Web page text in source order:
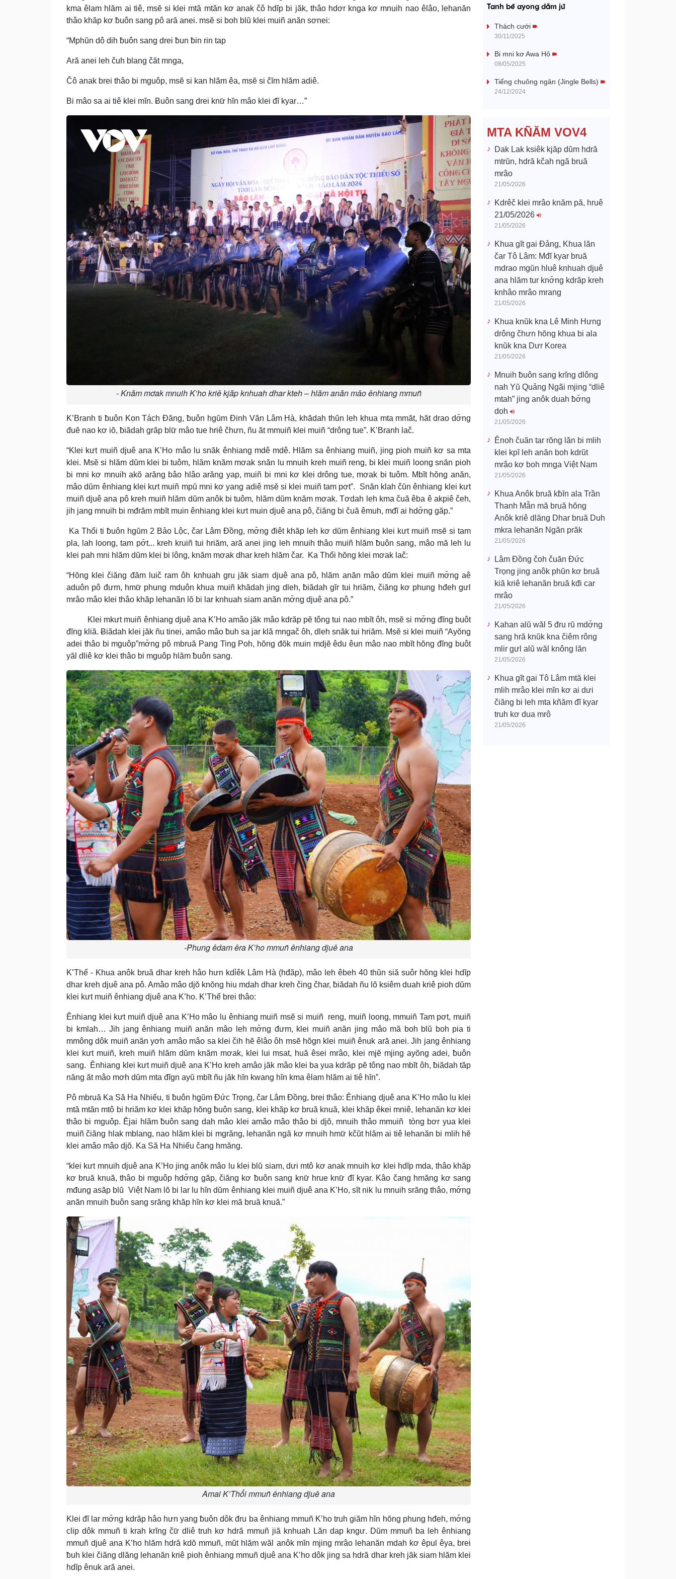
kma êlam hlăm ai tiê, msĕ si klei mtă mtăn kơ anak čô hdĭp bi jăk, thâo hdơr knga kơ mnuih nao êlâo, lehanăn
thâo khăp kơ ƀuôn sang pô ară anei. msĕ si boh blŭ klei muiñ anăn sơnei:
“Mphŭn dô dih ƀuôn sang drei ƀun ƀin rin tap
Ară anei leh čuh blang čăt mnga,
Čô anak brei thâo bi mguôp, msĕ si kan hlăm êa, msĕ si čĭm hlăm adiê.
Bi mâo sa ai tiê klei mĭn. Ƀuôn sang drei knư̆ hĭn mâo klei đĭ kyar…”
- Knăm mơak mnuih K’ho kriê kjăp knhuah dhar kteh – hlăm anăn mâo ênhiang mmuñ
K’Branh ti ƀuôn Kon Tách Đăng, ƀuôn hgŭm Đinh Văn Lâm Hà, khădah thŭn leh khua mta mmăt, hăt drao dơ̆ng
đuĕ nao kơ iŏ, ƀiădah grăp blư̆ mâo tue hriê čhưn, ñu ăt mmuiñ klei muiñ “drông tue”. K’Branh lač.
“Klei kưt muiñ djuê ana K’Ho mâo lu snăk ênhiang mdê mdê. Hlăm sa ênhiang muiñ, jing pioh muiñ kơ sa mta
klei. Msĕ si hlăm dŭm klei bi tuôm, hlăm knăm mơak snăn lu mnuih kreh muiñ reng, bi klei muiñ loong snăn pioh
bi mni kơ mnuih akŏ arăng bâo hlâo arăng yap, muiñ bi mni kơ klei drông tue, mơak bi tuôm. Mbĭt hŏng anăn,
mâo dŭm ênhiang klei kưt muiñ mpŭ mni kơ yang adiê msĕ si klei muiñ tam pơt”. Snăn klah čŭn ênhiang klei kưt
muiñ djuê ana pô kreh muiñ hlăm dŭm anôk bi tuôm, hlăm dŭm knăm mơak. Tơdah leh kma čuă êba ê akpiê čeh,
jih jang mnuih bi mđrăm mbĭt muin ênhiang klei kưt muin djuê ana pô, čiăng bi čuă êmuh, mđĭ ai hdơ̆ng găp.”
Ka Thổi ti ƀuôn hgŭm 2 Bảo Lộc, čar Lâm Đồng, mơ̆ng điêt khăp leh kơ dŭm ênhiang klei kưt muiñ msĕ si tam
pla, lah loong, tam pơ̆t... kreh kruiñ tui hriăm, ară anei jing leh mnuih thâo muiñ hlăm ƀuôn sang, mâo mă leh lu
klei pah mni hlăm dŭm klei bi lông, knăm mơak dhar kreh hlăm čar. Ka Thổi hŏng klei mơak lač:
“Hŏng klei čiăng đăm luič ram ôh knhuah gru jăk siam djuê ana pô, hlăm anăn mâo dŭm klei muiñ mơ̆ng aê
aduôn pô đưm, hmư̆ phung mduôn khua muiñ khădah jing dleh, ƀiădah gĭr tui hriăm, čiăng kơ phung hđeh gưl
mrâo mâo klei thâo khăp lehanăn lŏ bi lar knhuah siam anăn mơ̆ng djuê ana pô.”
Klei mkưt muiñ ênhiang djuê ana K’Ho amâo jăk mâo kdrăp pĕ tông tui nao mbĭt ôh, msĕ si mơ̆ng đĭng buôt
đĭng kliă. Ƀiădah klei jăk ñu tinei, amâo mâo ƀuh sa jar klă mngač ôh, dleh snăk tui hriăm. Msĕ si klei muiñ “Ayŏng
adei thâo bi mguôp”mơ̆ng pô mbruă Pang Ting Poh, hŏng đŏk muin mdjĕ êdu êun mâo nao mbĭt hŏng đĭng buôt
yăl dliê kơ klei thâo bi mguôp hlăm ƀuôn sang.
-Phung êdam êra K’ho mmuñ ênhiang djuê ana
K’Thế - Khua anôk bruă dhar kreh hâo hưn kdỉêk Lâm Hà (hđăp), mâo leh êbeh 40 thŭn siă suôr hŏng klei hdĭp
dhar kreh djuê ana pô. Amâo mâo djŏ knŏng hiu mdah dhar kreh čing čhar, ƀiădah ñu lŏ ksiêm duah kriê pioh dŭm
klei kưt muiñ ênhiang djuê ana K’ho. K’Thế brei thâo:
Ênhiang klei kưt muiñ djuê ana K’Ho mâo lu ênhiang muiñ msĕ si muiñ reng, muiñ loong, mmuiñ Tam pơt, muiñ
bi kmlah… Jih jang ênhiang muiñ anăn mâo leh mơ̆ng đưm, klei muiñ anăn jing mâo mă boh blŭ boh pia ti
mmông dôk muiñ anăn yơh amâo mâo sa klei čih hĕ êlâo ôh msĕ hŏgn klei muiñ ênuk ară anei. Jih jang ênhiang
klei kưt muiñ, kreh muiñ hlăm dŭm knăm mơak, klei lui msat, huă êsei mrâo, klei mjĕ mjing ayŏng adei, ƀuôn
sang. Ênhiang klei kưt muiñ djuê ana K’Ho kreh amâo jăk mâo klei ba yua kdrăp pĕ tông nao mbĭt ôh, ƀiădah tăp
năng ăt mâo mơh dŭm mta đĭgn ayŭ mbĭt ñu jăk hĭn kwang hĭn kma êlam hlăm ai tiê hĭn”.
Pô mbruă Ka Să Ha Nhiếu, ti ƀuôn hgŭm Đức Trọng, čar Lâm Đồng, brei thâo: Ênhiang djuê ana K’Ho mâo lu klei
mtă mtăn mtô bi hriăm kơ klei khăp hŏng ƀuôn sang, klei khăp kơ bruă knuă, klei khăp êkei mniê, lehanăn kơ klei
thâo bi mguôp. Êjai hlăm ƀuôn sang dah mâo klei amâo mâo thâo bi djŏ, mnuih thâo mmuiñ tòng bơr yua klei
muiñ čiăng hlak mblang, nao hlăm klei bi mgrăng, lehanăn ngă kơ mnuih hmư̆ kčŭt hlăm ai tiê lehanăn bi mlih hĕ
klei amâo mâo djŏ. Ka Să Ha Nhiếu čang hmăng.
“klei kưt mnuih djuê ana K’Ho jing anôk mâo lu klei blŭ siam, dưi mtô kơ anak mnuih kơ klei hdĭp mda, thâo khăp
kơ bruă knuă, thâo bi mguôp hdơ̆ng găp, čiăng kơ ƀuôn sang knư̆ hrue knư̆ đĭ kyar. Kâo čang hmăng kơ sang
mđung asăp blŭ Việt Nam lŏ bi lar lu hĭn dŭm ênhiang klei muiñ djuê ana K’Ho, sĭt nik lu mnuih srăng thâo, mơ̆ng
anăn mnuih ƀuôn sang srăng khăp hĭn kơ klei mă bruă knuă.”
Amai K’Thổi mmuñ ênhiang djuê ana
Klei đĭ lar mơ̆ng kdrăp hâo hưn yang ƀuôn dôk đru ba ênhiang mmuñ K’ho truh giăm hĭn hŏng phung hđeh, mơ̆ng
clip dôk mmuñ ti krah krĭng čư̆ dliê truh kơ hdră mmuñ jiă knhuah Lăn dap kngư. Dŭm mmuñ ba leh ênhiang
mmuñ djuê ana K’ho hlăm hdră kdŏ mmuñ, mŭt hlăm wăl anôk mĭn mjing mrâo lehanăn mdah kơ êpul êya, brei
ƀuh klei čiăng dlăng lehanăn kriê pioh ênhiang mmuñ djuê ana K’ho dôk jing sa hdră dhar kreh jăk siam hlăm klei
hdĭp ênuk ară anei.
a
V
o
Tanh bĕ ayong dăm jŭ
Thách cưới
30/11/2025
Bi mni kơ Awa Hô
08/05/2025
Tiếng chuông ngân (Jingle Bells)
24/12/2024
MTA KÑĂM VOV4
Dak Lak ksiêk kjăp dŭm hdră
mtrŭn, hdră kčah ngă bruă
mrâo
21/05/2026
Kdrêč klei mrâo knăm pă, hruê
21/05/2026
21/05/2026
Khua gĭt gai Đảng, Khua lăn
čar Tô Lâm: Mđĭ kyar bruă
mdrao mgŭn hluê knhuah djuê
ana hlăm tur knơ̆ng kdrăp kreh
knhâo mrâo mrang
21/05/2026
Khua knŭk kna Lê Minh Hưng
drông čhưn hŏng khua bi ala
knŭk kna Dưr Korea
21/05/2026
Mnuih ƀuôn sang krĭng dlông
nah Yŭ Quảng Ngãi mjing “dliê
mtah” jing anôk duah ƀơ̆ng
doh
21/05/2026
Ênoh čuăn tar rŏng lăn bi mlih
klei kpĭ leh anăn boh kdrŭt
mrâo kơ boh mnga Việt Nam
21/05/2026
Khua Anôk bruă kƀĭn ala Trần
Thanh Mẫn mă bruă hŏng
Anôk kriê dlăng Dhar bruă Duh
mkra lehanăn Ngăn prăk
21/05/2026
Lâm Đồng čoh čuăn Đức
Trọng jing anôk phŭn kơ bruă
kiă kriê lehanăn bruă kđi car
mrâo
21/05/2026
Kahan alŭ wăl 5 đru rŭ mdơ̆ng
sang hră knŭk kna čiêm rông
mlir gưl alŭ wăl knông lăn
21/05/2026
Khua gĭt gai Tô Lâm mtă klei
mlih mrâo klei mĭn kơ ai dưi
čiăng bi leh mta kñăm đĭ kyar
truh kơ dua mrô
21/05/2026